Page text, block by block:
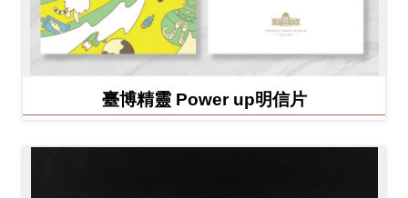
臺博精靈 Power up明信片